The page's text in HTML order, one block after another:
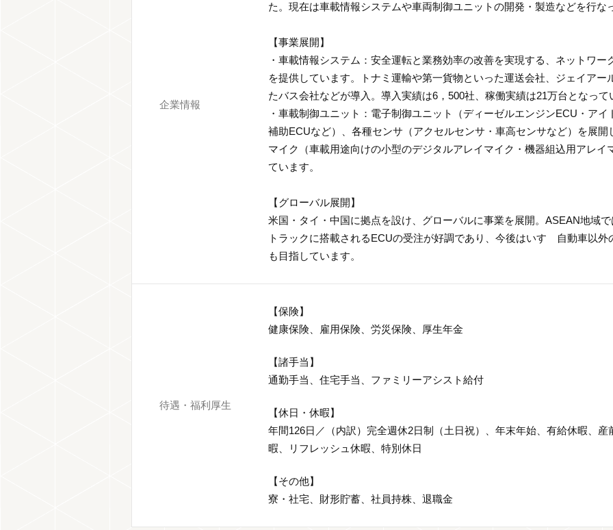
企業情報
た。現在は車載情報システムや車両制御ユニットの開発・製造などを行な
【事業展開】
・車載情報システム：安全運転と業務効率の改善を実現する、ネットワ
を提供しています。トナミ運輸や第一貨物といった運送会社、ジェイアー
たバス会社などが導入。導入実績は6，500社、稼働実績は21万台となって
・車載制御ユニット：電子制御ユニット（ディーゼルエンジンECU・ア
補助ECUなど）、各種センサ（アクセルセンサ・車高センサなど）を展
マイク（車載用途向けの小型のデジタルアレイマイク・機器組込用アレイ
ています。
【グローバル展開】
米国・タイ・中国に拠点を設け、グローバルに事業を展開。ASEAN地域
トラックに搭載されるECUの受注が好調であり、今後はいすゞ自動車以
も目指しています。
待遇・福利厚生
【保険】
健康保険、雇用保険、労災保険、厚生年金
【諸手当】
通勤手当、住宅手当、ファミリーアシスト給付
【休日・休暇】
年間126日／（内訳）完全週休2日制（土日祝）、年末年始、有給休暇、
暇、リフレッシュ休暇、特別休日
【その他】
寮・社宅、財形貯蓄、社員持株、退職金